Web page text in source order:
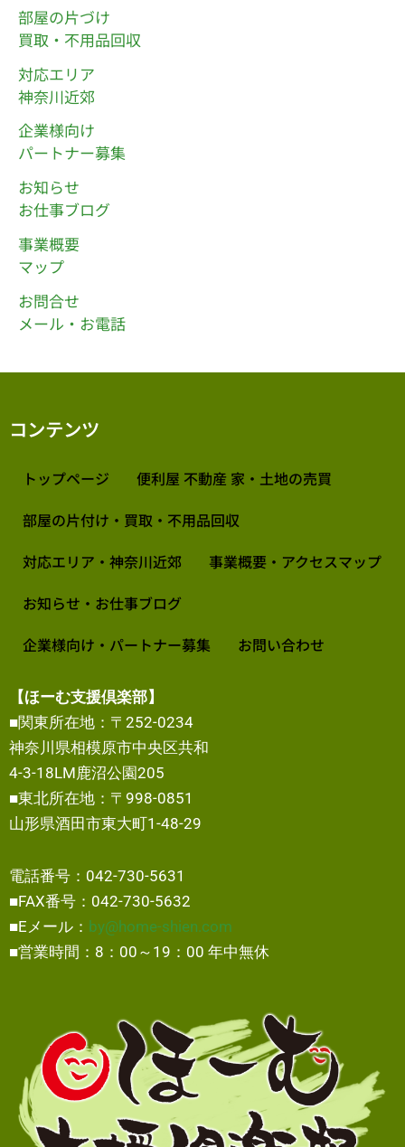
部屋の片づけ
買取・不用品回収
対応エリア
神奈川近郊
企業様向け
パートナー募集
お知らせ
お仕事ブログ
事業概要
マップ
お問合せ
メール・お電話
コンテンツ
トップページ
便利屋 不動産 家・土地の売買
部屋の片付け・買取・不用品回収
対応エリア・神奈川近郊
事業概要・アクセスマップ
お知らせ・お仕事ブログ
企業様向け・パートナー募集
お問い合わせ
【ほーむ支援倶楽部】
■関東所在地：〒252-0234
神奈川県相模原市中央区共和
4-3-18LM鹿沼公園205
■東北所在地：〒998-0851
山形県酒田市東大町1-48-29
電話番号：042-730-5631
■FAX番号：042-730-5632
■Eメール： by@home-shien.com
■営業時間：8：00～19：00 年中無休